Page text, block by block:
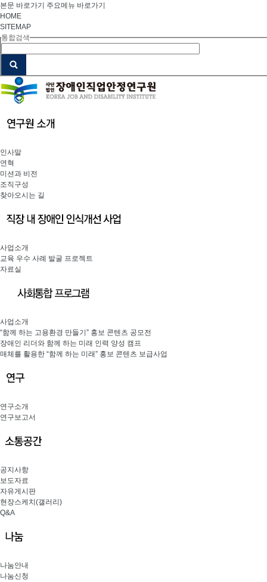
본문 바로가기
주요메뉴 바로가기
HOME
SITEMAP
통합검색
인사말
연혁
미션과 비전
조직구성
찾아오시는 길
사업소개
교육 우수 사례 발굴 프로젝트
자료실
사업소개
“함께 하는 고용환경 만들기” 홍보 콘텐츠 공모전
장애인 리더와 함께 하는 미래 인력 양성 캠프
매체를 활용한 “함께 하는 미래” 홍보 콘텐츠 보급사업
연구소개
연구보고서
공지사항
보도자료
자유게시판
현장스케치(갤러리)
Q&A
나눔안내
나눔신청